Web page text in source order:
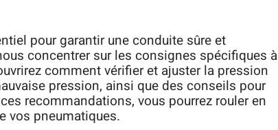
pour garantir une conduite sûre et
concentrer sur les consignes spécifiques à
comment vérifier et ajuster la pression
pression, ainsi que des conseils pour
recommandations, vous pourrez rouler en
vos pneumatiques.